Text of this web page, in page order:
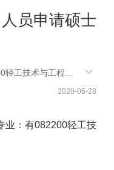
员申请硕士
轻工技术与工程
2020-06-28
：有082200轻工技